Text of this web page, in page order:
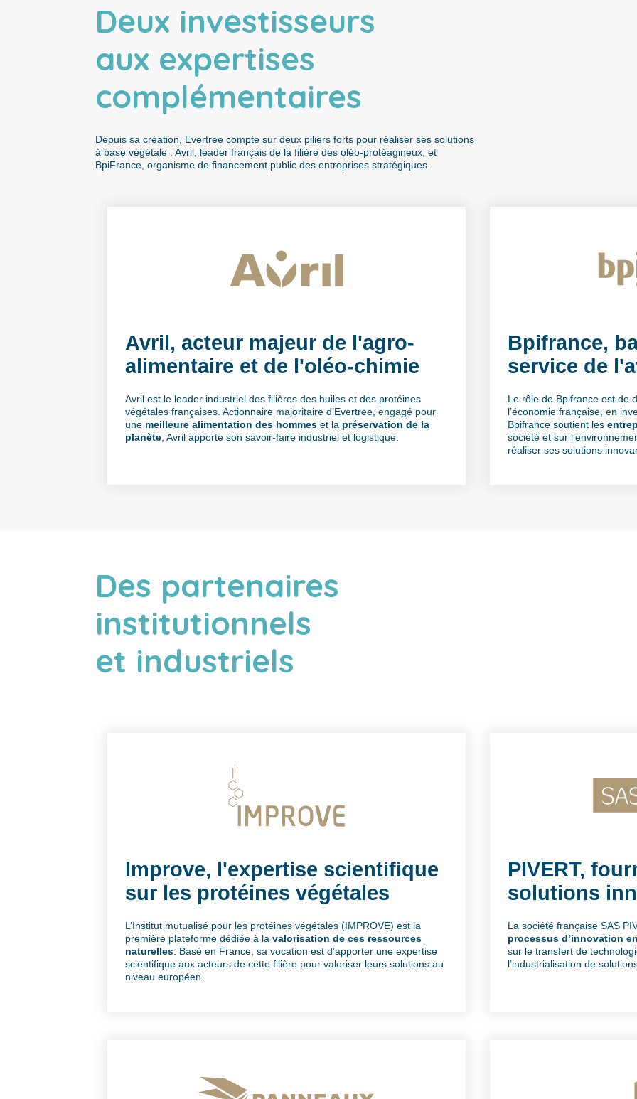
Deux investisseurs
aux expertises
complémentaires
Depuis sa création, Evertree compte sur deux piliers forts pour réaliser ses solutions
à base végétale : Avril, leader français de la filière des oléo-protéagineux, et
BpiFrance, organisme de financement public des entreprises stratégiques.
Avril, acteur majeur de l'agro-
alimentaire et de l'oléo-chimie
Avril est le leader industriel des filières des huiles et des protéines
végétales françaises. Actionnaire majoritaire d’Evertree, engagé pour
une meilleure alimentation des hommes et la préservation de la
planète, Avril apporte son savoir-faire industriel et logistique.
Bpifrance,
service de
Le rôle de Bpifrance est de
l’économie française, en
Bpifrance soutient les
société et sur
réaliser ses solutions
Des partenaires
institutionnels
et industriels
Improve, l'expertise scientifique
sur les protéines végétales
L’Institut mutualisé pour les protéines végétales (IMPROVE) est la
première plateforme dédiée à lavalorisation de ces ressources
naturelles . Basé en France, sa vocation est d’apporter une expertise
scientifique aux acteurs de cette filière pour valoriser leurs solutions au
niveau européen.
PIVERT,
solutions
La société française SAS
processus d’innovation
sur le transfert de
l’industrialisation de